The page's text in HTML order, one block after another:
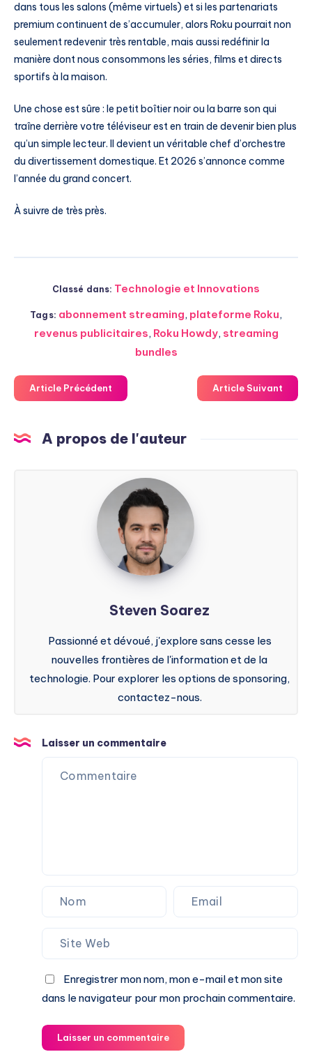
dans tous les salons (même virtuels) et si les partenariats
premium continuent de s’accumuler, alors Roku pourrait non
seulement redevenir très rentable, mais aussi redéfinir la
manière dont nous consommons les séries, films et directs
sportifs à la maison.
Une chose est sûre : le petit boîtier noir ou la barre son qui
traîne derrière votre téléviseur est en train de devenir bien plus
qu’un simple lecteur. Il devient un véritable chef d’orchestre
du divertissement domestique. Et 2026 s’annonce comme
l’année du grand concert.
À suivre de très près.
Classé dans: Technologie et Innovations
Tags: abonnement streaming, plateforme Roku,
revenus publicitaires, Roku Howdy, streaming
bundles
Article Précédent Article Suivant
A propos de l'auteur
Steven
Soarez
Steven Soarez
Passionné et dévoué, j'explore sans cesse les
nouvelles frontières de l'information et de la
technologie. Pour explorer les options de sponsoring,
contactez-nous.
Laisser un commentaire
Enregistrer mon nom, mon e-mail et mon site
dans le navigateur pour mon prochain commentaire.
Laisser un commentaire